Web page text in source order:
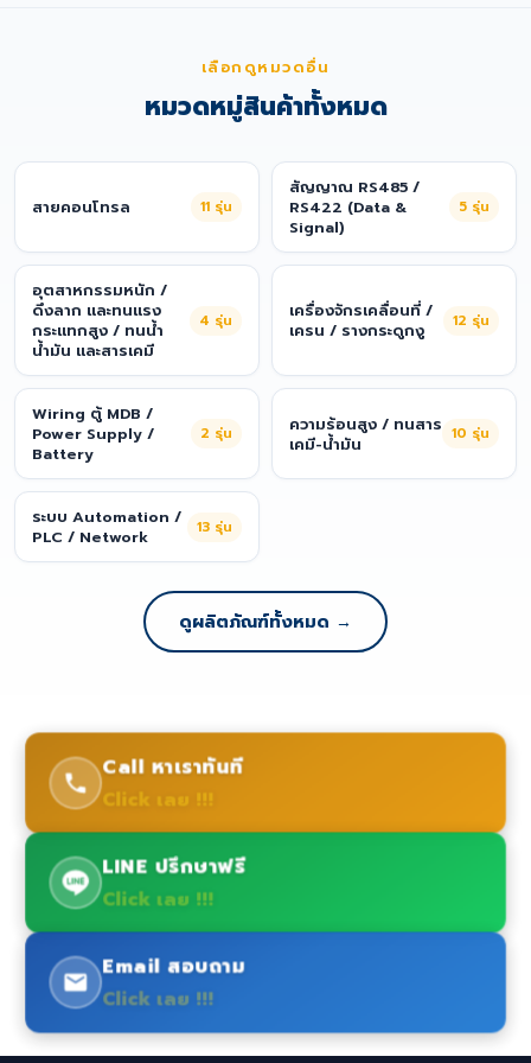
เลือกดูหมวดอื่น
หมวดหมู่สินค้าทั้งหมด
สายคอนโทรล 11 รุ่น
สัญญาณ RS485 /
RS422 (Data &
Signal)
5 รุ่น
อุตสาหกรรมหนัก /
ดึงลาก และทนแรง
กระแทกสูง / ทนน้ำ
น้ำมัน และสารเคมี
4 รุ่น
เครื่องจักรเคลื่อนที่ /
เครน / รางกระดูกงู
12 รุ่น
Wiring ตู้ MDB /
Power Supply /
Battery
2 รุ่น
ความร้อนสูง / ทนสาร
เคมี-น้ำมัน
10 รุ่น
ระบบ Automation /
PLC / Network
13 รุ่น
ดูผลิตภัณฑ์ทั้งหมด →
Call หาเราทันที
Click เลย !!!
LINE ปรึกษาฟรี
Click เลย !!!
Email สอบถาม
Click เลย !!!